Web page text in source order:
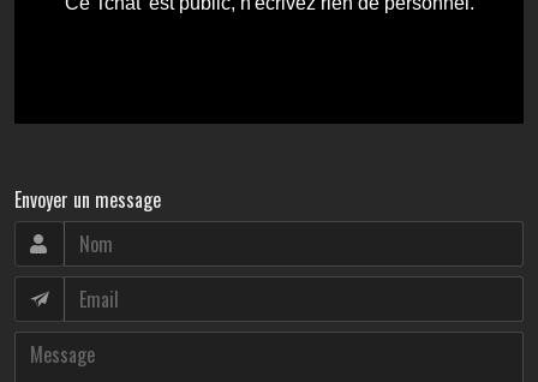
Envoyer un message